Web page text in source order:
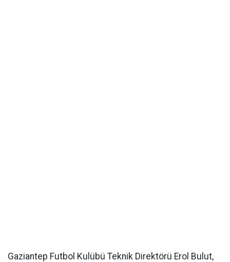
Gaziantep Futbol Kulübü Teknik Direktörü Erol Bulut,